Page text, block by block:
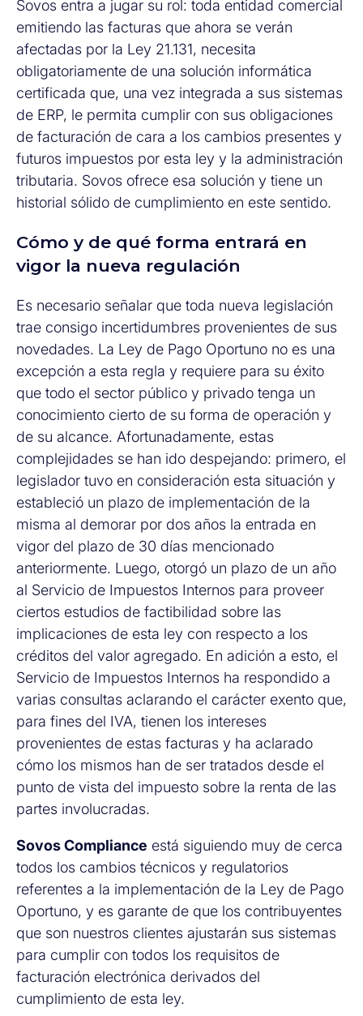
Sovos entra a jugar su rol: toda entidad comercial
emitiendo las facturas que ahora se verán
afectadas por la Ley 21.131, necesita
obligatoriamente de una solución informática
certificada que, una vez integrada a sus sistemas
de ERP, le permita cumplir con sus obligaciones
de facturación de cara a los cambios presentes y
futuros impuestos por esta ley y la administración
tributaria. Sovos ofrece esa solución y tiene un
historial sólido de cumplimiento en este sentido.
Cómo y de qué forma entrará en
vigor la nueva regulación
Es necesario señalar que toda nueva legislación
trae consigo incertidumbres provenientes de sus
novedades. La Ley de Pago Oportuno no es una
excepción a esta regla y requiere para su éxito
que todo el sector público y privado tenga un
conocimiento cierto de su forma de operación y
de su alcance. Afortunadamente, estas
complejidades se han ido despejando: primero, el
legislador tuvo en consideración esta situación y
estableció un plazo de implementación de la
misma al demorar por dos años la entrada en
vigor del plazo de 30 días mencionado
anteriormente. Luego, otorgó un plazo de un año
al Servicio de Impuestos Internos para proveer
ciertos estudios de factibilidad sobre las
implicaciones de esta ley con respecto a los
créditos del valor agregado. En adición a esto, el
Servicio de Impuestos Internos ha respondido a
varias consultas aclarando el carácter exento que,
para fines del IVA, tienen los intereses
provenientes de estas facturas y ha aclarado
cómo los mismos han de ser tratados desde el
punto de vista del impuesto sobre la renta de las
partes involucradas.
Sovos Compliance está siguiendo muy de cerca
todos los cambios técnicos y regulatorios
referentes a la implementación de la Ley de Pago
Oportuno, y es garante de que los contribuyentes
que son nuestros clientes ajustarán sus sistemas
para cumplir con todos los requisitos de
facturación electrónica derivados del
cumplimiento de esta ley.